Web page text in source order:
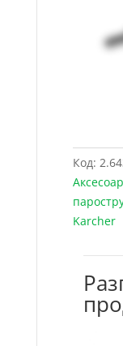
Код:
Karcher